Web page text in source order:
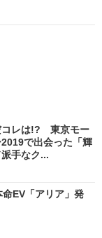
コレは!? 東京モー
で出会った「輝
手なク...
EV「アリア」発